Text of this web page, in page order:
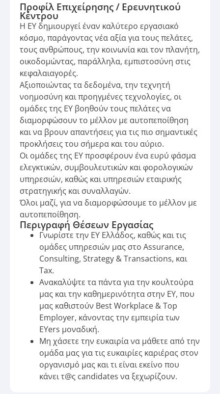
Προφίλ Επιχείρησης / Ερευνητικού
Κέντρου
Η EY δημιουργεί έναν καλύτερο εργασιακό
κόσμο, παράγοντας νέα αξία για τους πελάτες,
τους ανθρώπους, την κοινωνία και τον πλανήτη,
οικοδομώντας, παράλληλα, εμπιστοσύνη στις
κεφαλαιαγορές.
Αξιοποιώντας τα δεδομένα, την τεχνητή
νοημοσύνη και προηγμένες τεχνολογίες, οι
ομάδες της EY βοηθούν τους πελάτες να
διαμορφώσουν το μέλλον με αυτοπεποίθηση
και να βρουν απαντήσεις για τις πιο σημαντικές
προκλήσεις του σήμερα και του αύριο.
Οι ομάδες της EY προσφέρουν ένα ευρύ φάσμα
ελεγκτικών, συμβουλευτικών και φορολογικών
υπηρεσιών, καθώς και υπηρεσιών εταιρικής
στρατηγικής και συναλλαγών.
Όλοι μαζί, για να διαμορφώσουμε το μέλλον με
αυτοπεποίθηση.
Περιγραφή Θέσεων Εργασίας
Γνωρίστε την EY Ελλάδος, καθώς και τις
ομάδες υπηρεσιών μας στο Assurance,
Consulting, Strategy & Transactions, και
Tax.
Ανακαλύψτε τα πάντα για την κουλτούρα
μας και την καθημερινότητα στην ΕΥ, που
μας καθιστούν Best Workplace & Top
Employer, κάνοντας την εμπειρία των
EYers μοναδική.
Μη χάσετε την ευκαιρία να μάθετε από την
ομάδα μας για τις ευκαιρίες καριέρας στον
οργανισμό μας και τι είναι εκείνο που
κάνει τ@ς candidates να ξεχωρίζουν.